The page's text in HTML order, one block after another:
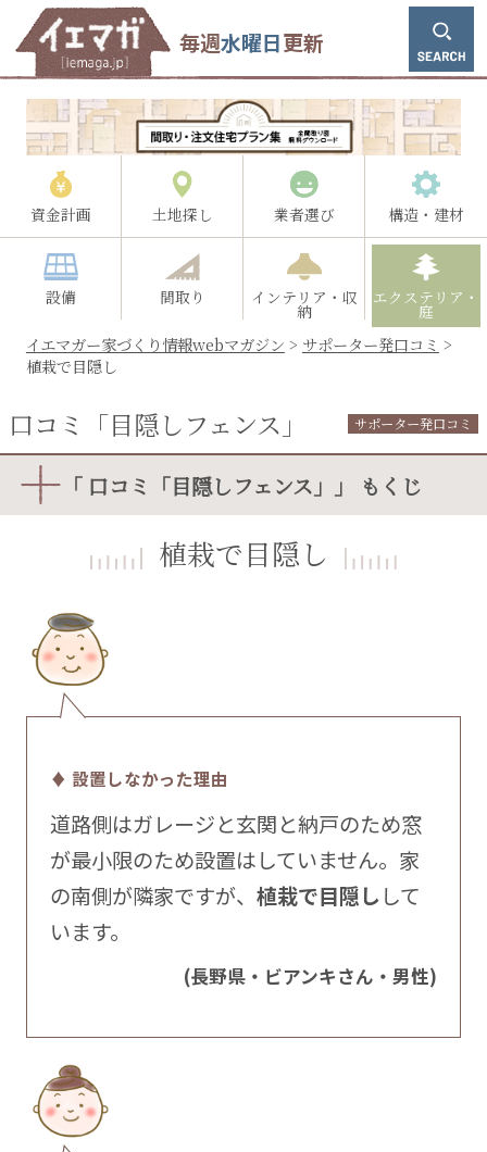
毎週水曜日更新
資金計画 土地探し 業者選び 構造・建材
設備 間取り インテリア・収
納
エクステリア・
庭
イエマガー家づくり情報webマガジン > サポーター発口コミ >
植栽で目隠し
口コミ「目隠しフェンス」 サポーター発口コミ
「 口コミ「目隠しフェンス」」 もくじ
植栽で目隠し
♦ 設置しなかった理由
道路側はガレージと玄関と納戸のため窓
が最小限のため設置はしていません。家
の南側が隣家ですが、 植栽で目隠しして
います。
(長野県・ビアンキさん・男性)